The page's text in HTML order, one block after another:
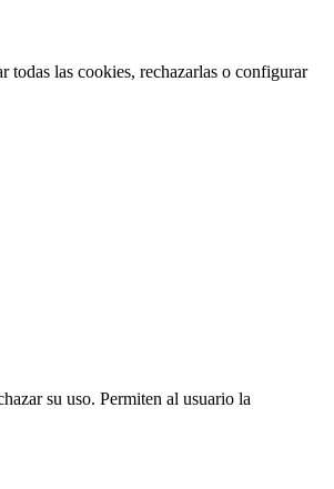
todas las cookies, rechazarlas o configurar
su uso. Permiten al usuario la